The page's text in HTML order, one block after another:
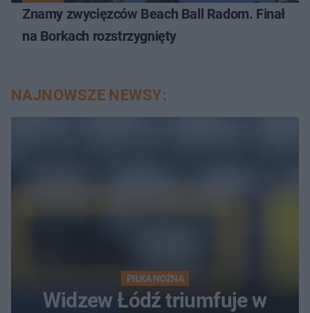
Znamy zwycięzców Beach Ball Radom. Finał
na Borkach rozstrzygnięty
NAJNOWSZE NEWSY:
PIŁKA NOŻNA
Widzew Łódź triumfuje w